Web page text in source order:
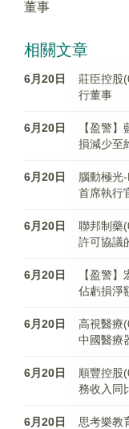
董事
相關文章
6月20日
莊臣控股
行董事
6月20日
【盈警
損減少至
6月20日
腦動極光
首席執行
6月20日
聯邦制藥
許可協議
6月20日
【盈警
佔虧損淨
6月20日
高視醫療
中國醫療
6月20日
順豐控股
務收入同
6月20日 思考樂教